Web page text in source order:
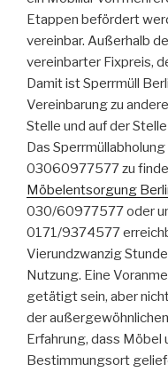
Etappen befördert
vereinbar. Außerhalb
vereinbarter Fixpreis,
Damit ist Sperrmüll
Vereinbarung zu
Stelle und auf der
Das
03060977577 zu
Möbelentsorgung
030/60977577 oder
0171/9374577
Vierundzwanzig
Nutzung. Eine
getätigt sein, aber
der
Erfahrung, dass Möbel
Bestimmungsort